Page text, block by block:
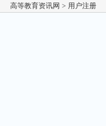
高等教育资讯网 > 用户注册